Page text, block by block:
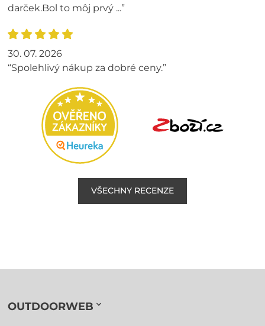
darček.Bol to môj prvý ...”
30. 07. 2026
“Spolehlivý nákup za dobré ceny.”
VŠECHNY RECENZE
OUTDOORWEB